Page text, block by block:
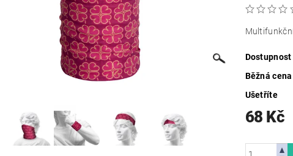
Dostupnost
Běžná cena
Ušetříte
68 Kč